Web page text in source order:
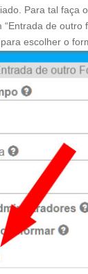
Para tal faça
“Entrada de outro
escolher o